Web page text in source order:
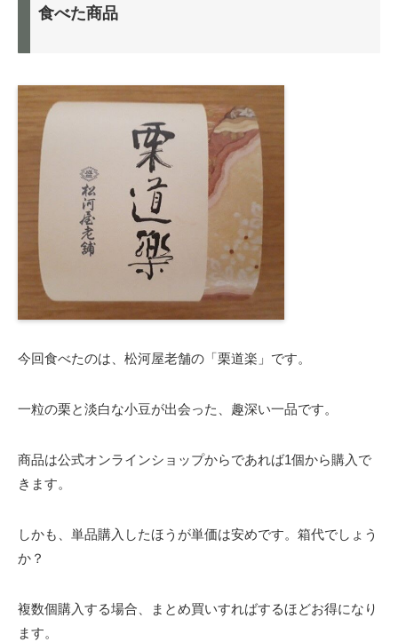
食べた商品
今回食べたのは、松河屋老舗の「栗道楽」です。
一粒の栗と淡白な小豆が出会った、趣深い一品です。
商品は公式オンラインショップからであれば1個から購入で
きます。
しかも、単品購入したほうが単価は安めです。箱代でしょう
か？
複数個購入する場合、まとめ買いすればするほどお得になり
ます。